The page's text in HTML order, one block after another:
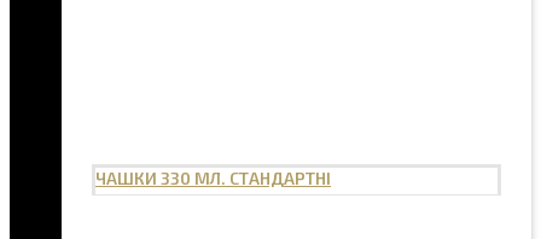
ЧАШКИ 330 МЛ. СТАНДАРТНІ